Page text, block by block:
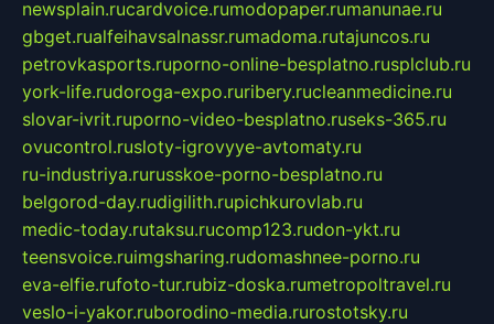
newsplain.rucardvoice.rumodopaper.rumanunae.ru
gbget.rualfeihavsalnassr.rumadoma.rutajuncos.ru
petrovkasports.ruporno-online-besplatno.rusplclub.ru
york-life.rudoroga-expo.ruribery.rucleanmedicine.ru
slovar-ivrit.ruporno-video-besplatno.ruseks-365.ru
ovucontrol.rusloty-igrovyye-avtomaty.ru
ru-industriya.rurusskoe-porno-besplatno.ru
belgorod-day.rudigilith.rupichkurovlab.ru
medic-today.rutaksu.rucomp123.rudon-ykt.ru
teensvoice.ruimgsharing.rudomashnee-porno.ru
eva-elfie.rufoto-tur.rubiz-doska.rumetropoltravel.ru
veslo-i-yakor.ruborodino-media.rurostotsky.ru